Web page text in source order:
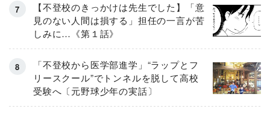
【不登校のきっかけは先生でした】「意
見のない人間は損する」担任の一言が苦
しみに…《第１話》
「不登校から医学部進学」“ラップとフ
リースクール”でトンネルを脱して高校
受験へ〔元野球少年の実話〕